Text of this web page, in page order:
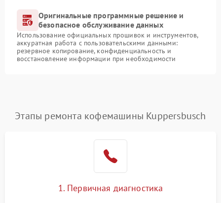
Оригинальные программные решение и
безопасное обслуживание данных
Использование официальных прошивок и инструментов,
аккуратная работа с пользовательскими данными:
резервное копирование, конфиденциальность и
восстановление информации при необходимости
Этапы ремонта кофемашины Kuppersbusch
1. Первичная диагностика